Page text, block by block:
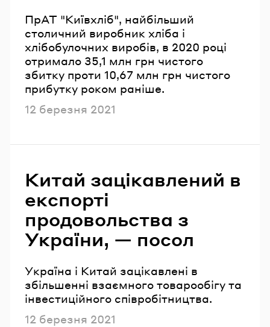
ПрАТ "Київхліб", найбільший
столичний виробник хліба і
хлібобулочних виробів, в 2020 році
отримало 35,1 млн грн чистого
збитку проти 10,67 млн грн чистого
прибутку роком раніше.
Опубліковано
12 березня 2021
Китай зацікавлений в
експорті
продовольства з
України, — посол
Україна і Китай зацікавлені в
збільшенні взаємного товарообігу та
інвестиційного співробітництва.
Опубліковано
12 березня 2021